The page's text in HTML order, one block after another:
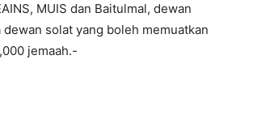
MUIS dan Baitulmal, dewan
solat yang boleh memuatkan
jemaah.-